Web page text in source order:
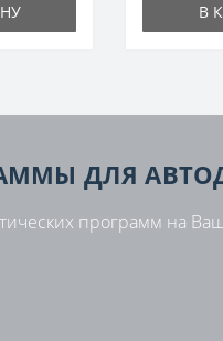
В
ДЛЯ
программ на